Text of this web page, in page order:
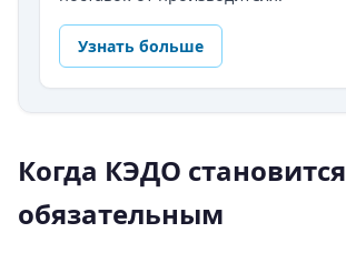
Узнать больше
Когда КЭДО становится
обязательным